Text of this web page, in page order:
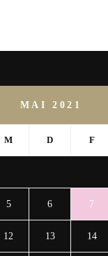
MAI 2021
M D F
5 6 7
12 13 14